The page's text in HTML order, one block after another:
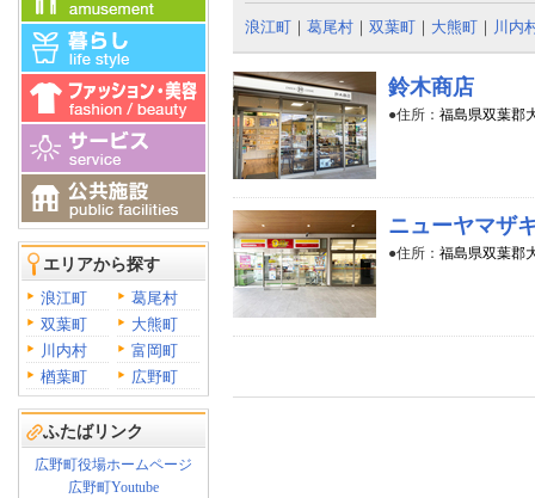
エリアから探す
浪江町
葛尾村
双葉町
大熊町
川内村
富岡町
楢葉町
広野町
ふたばリンク
広野町役場ホームページ
広野町Youtube
浪江町 ｜ 葛尾村 ｜ 双葉町 ｜ 大熊町 ｜ 川内
鈴木商店
●住所： 福島県双葉郡
ニューヤマザ
●住所： 福島県双葉郡